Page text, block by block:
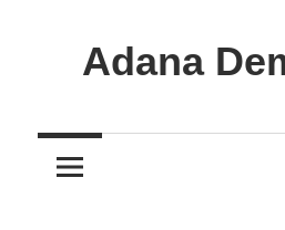
Adana
Demirspor
Nereye